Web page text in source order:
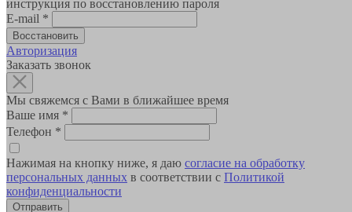
инструкция по восстановлению пароля
E-mail *
Авторизация
Заказать звонок
Мы свяжемся с Вами в ближайшее время
Ваше имя *
Телефон *
Нажимая на кнопку ниже, я даю согласие на обработку
персональных данных в соответствии с Политикой
конфиденциальности